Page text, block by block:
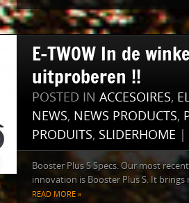
E-TWOW In de
uitproberen !!
POSTED IN ACCESOIRES,
NEWS, NEWS PRODUCTS,
PRODUITS, SLIDERHOME
Booster Plus S Specs. Our most
innovation is Booster Plus S. It brings
READ MORE »